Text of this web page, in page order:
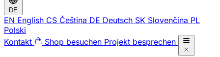
DE
EN English CS Čeština DE Deutsch SK Slovenčina PL
Polski
Kontakt
Shop besuchen Projekt besprechen